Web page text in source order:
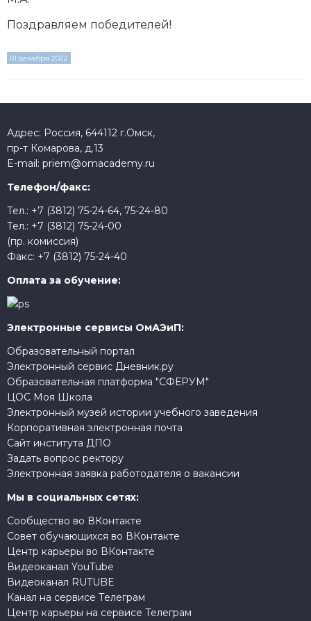
Поздравляем победителей!
01 декабря 2022
Адрес: Россия, 644112 г.Омск,
пр-т Комарова, д.13
E-mail: priem@omacademy.ru
Телефон/факс:
Тел.: +7 (3812) 75-24-64, 75-24-80
Тел.: +7 (3812) 75-24-00
(пр. комиссия)
Факс: +7 (3812) 75-24-40
Оплата за обучение:
Электронные сервисы ОмАЭиП:
Образовательный портал
Электронный сервис Дневник.ру
Образовательная платформа "СФЕРУМ"
ЦОС Моя Школа
Электронный музей истории учебного заведения
Корпоративная электронная почта
Сайт института ДПО
Задать вопрос ректору
Электронная заявка работодателя о вакансии
Мы в социальных сетях:
Сообщество во ВКонтакте
Совет обучающихся во ВКонтакте
Центр карьеры во ВКонтакте
Видеоканал YouTube
Видеоканал RUTUBE
Канал на сервисе Телеграм
Центр карьеры на сервисе Телеграм